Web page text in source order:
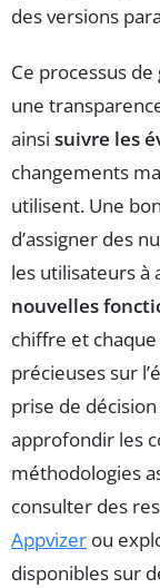
des versions
Ce processus
une
ainsi suivre les
changements
utilisent. Une
d’assigner des
les utilisateurs à
nouvelles
chiffre et
précieuses sur
prise de
approfondir les
méthodologies
consulter des
Appvizer ou
disponibles sur